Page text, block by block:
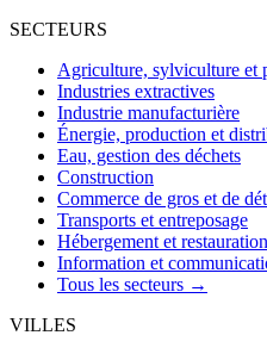
SECTEURS
Agriculture, sylviculture et
Industries extractives
Industrie manufacturière
Énergie, production et
Eau, gestion des déchets
Construction
Commerce de gros et de
Transports et entreposage
Hébergement et restauration
Information et
Tous les secteurs →
VILLES